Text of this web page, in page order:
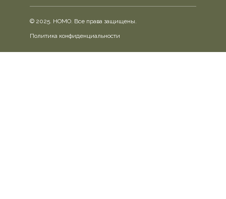
© 2025. HOMO. Все права защищены.
Политика конфиденциальности